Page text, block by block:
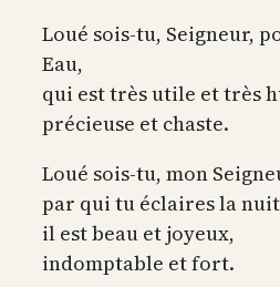
Loué sois-tu, Seigneur,
Eau,
qui est très utile et très
précieuse et chaste.
Loué sois-tu, mon
par qui tu éclaires la
il est beau et joyeux,
indomptable et fort.